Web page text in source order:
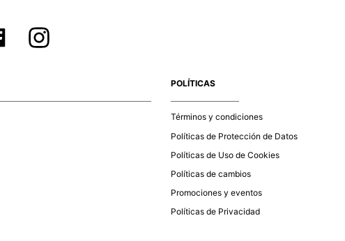
POLÍTICAS
Términos y condiciones
Políticas de Protección de Datos
Políticas de Uso de Cookies
Políticas de cambios
Promociones y eventos
Políticas de Privacidad